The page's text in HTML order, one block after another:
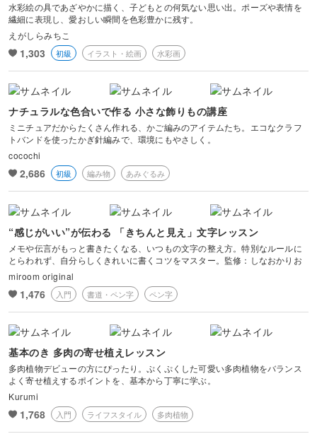
水彩絵の具であざやかに描く、子どもとの何気ない思い出。ポーズや表情を
繊細に表現し、愛おしい瞬間を色彩豊かに残す。
えがしらみちこ
1,303 初級 イラスト・絵画 水彩画
ナチュラルな色合いで作る 小さな飾りもの講座
ミニチュアだからたくさん作れる、かご編みのアイテムたち。エコなクラフ
トバンドを使ったかぎ針編みで、環境にもやさしく。
cocochi
2,686 初級 編み物 あみぐるみ
“感じがいい”が伝わる 「きちんと見え」文字レッスン
メモや伝言がもっと書きたくなる、いつもの文字の整え方。特別なルールに
とらわれず、自分らしくきれいに書くコツをマスター。監修：しなおかりお
miroom original
1,476 入門 書道・ペン字 ペン字
基本のき 多肉の寄せ植えレッスン
多肉植物デビューの方にぴったり。ぷくぷくした可愛い多肉植物をバランス
よく寄せ植えするポイントを、基本から丁寧に学ぶ。
Kurumi
1,768 入門 ライフスタイル 多肉植物